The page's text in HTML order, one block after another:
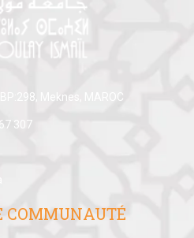
Meknes, MAROC
307
COMMUNAUTÉ